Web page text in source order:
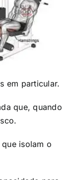
em particular.
que, quando
isolam o